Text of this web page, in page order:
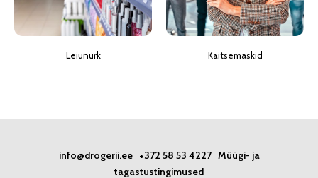
Leiunurk Kaitsemaskid
info@drogerii.ee+372 58 53 4227 Müügi- ja
tagastustingimused